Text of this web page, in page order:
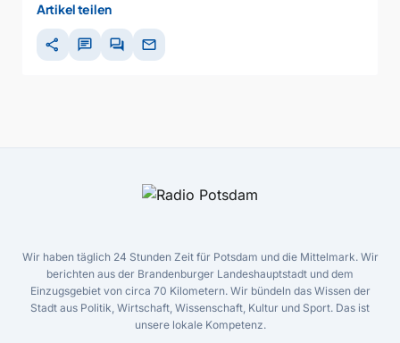
Artikel teilen
share chat forum mail
Wir haben täglich 24 Stunden Zeit für Potsdam und die Mittelmark. Wir
berichten aus der Brandenburger Landeshauptstadt und dem
Einzugsgebiet von circa 70 Kilometern. Wir bündeln das Wissen der
Stadt aus Politik, Wirtschaft, Wissenschaft, Kultur und Sport. Das ist
unsere lokale Kompetenz.